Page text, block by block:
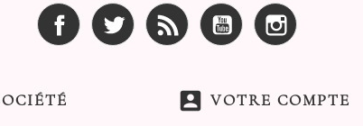
Facebook Twitter Rss YouTube
account_box VOTRE COMPTE